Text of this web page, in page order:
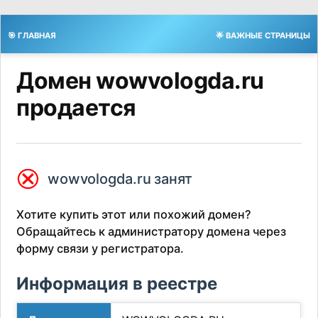
🎯 ГЛАВНАЯ 🌟 ВАЖНЫЕ СТРАНИЦЫ
Домен wowvologda.ru
продается
⮿ wowvologda.ru занят
Хотите купить этот или похожий домен?
Обращайтесь к администратору домена через
форму связи у регистратора.
Информация в реестре